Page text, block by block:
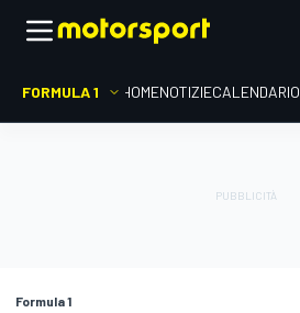
FORMULA 1 HOMENOTIZIECALENDARIO
Formula 1